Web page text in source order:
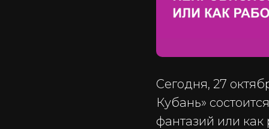
Сегодня, 27
Кубань»
фантазий или